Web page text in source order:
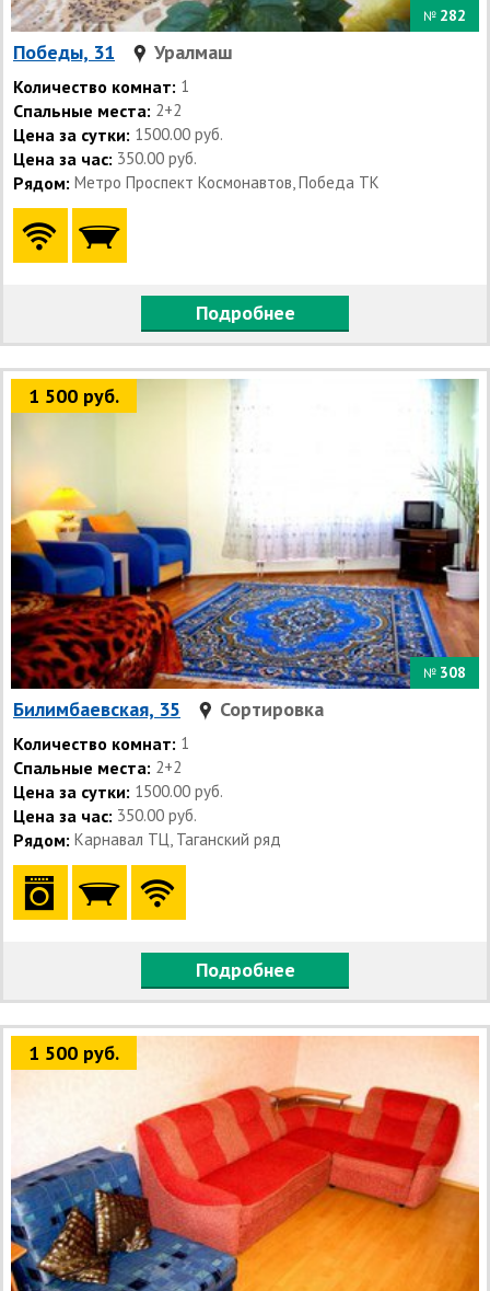
№ 282
Победы, 31 Уралмаш
Количество комнат: 1
Спальные места: 2+2
Цена за сутки: 1500.00 руб.
Цена за час: 350.00 руб.
Рядом: Метро Проспект Космонавтов, Победа ТК
Подробнее
1 500 руб.
№ 308
Билимбаевская, 35 Сортировка
Количество комнат: 1
Спальные места: 2+2
Цена за сутки: 1500.00 руб.
Цена за час: 350.00 руб.
Рядом: Карнавал ТЦ, Таганский ряд
Подробнее
1 500 руб.